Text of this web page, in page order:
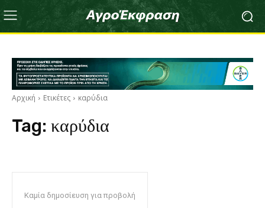
Αρχική Ετικέτες καρύδια
Tag: καρύδια
Καμία δημοσίευση για προβολή